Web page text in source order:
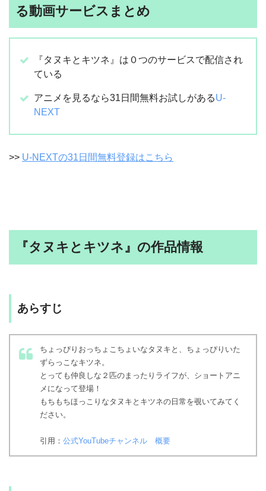
る動画サービスまとめ
『タヌキとキツネ』は０つのサービスで配信され
ている
アニメを見るなら31日間無料お試しがあるU-
NEXT
>> U-NEXTの31日間無料登録はこちら
『タヌキとキツネ』の作品情報
あらすじ
ちょっぴりおっちょこちょいなタヌキと、ちょっぴりいた
ずらっこなキツネ。
とっても仲良しな２匹のまったりライフが、ショートアニ
メになって登場！
もちもちほっこりなタヌキとキツネの日常を覗いてみてく
ださい。
引用： 公式YouTubeチャンネル 概要